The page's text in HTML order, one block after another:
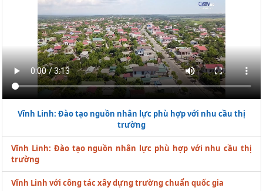
Vĩnh Linh: Đào tạo nguồn nhân lực phù hợp với nhu cầu thị
trường
Vĩnh Linh: Đào tạo nguồn nhân lực phù hợp với nhu cầu thị
trường
Vĩnh Linh với công tác xây dựng trường chuẩn quốc gia